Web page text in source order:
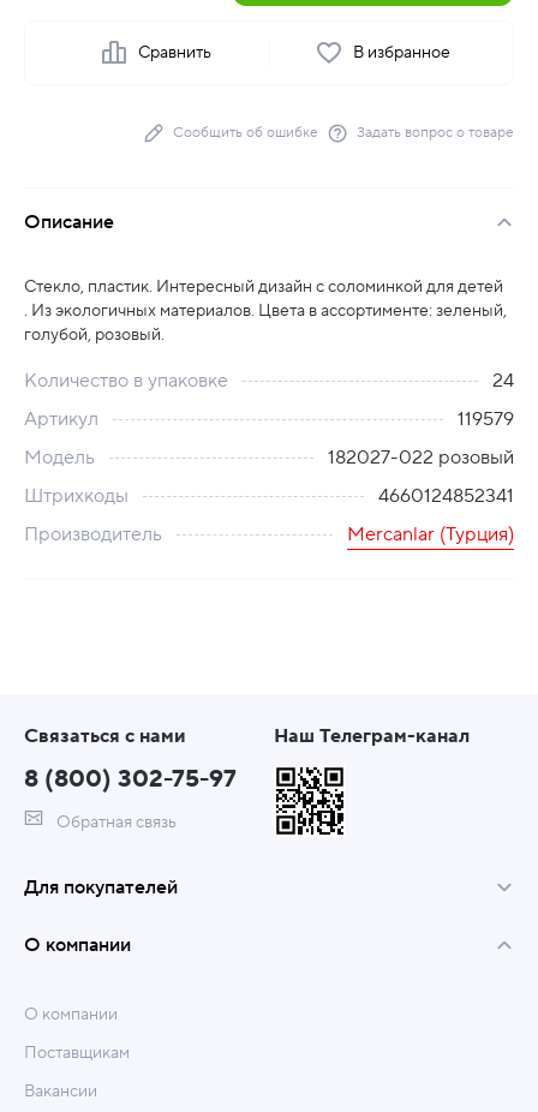
Сравнить В избранное
Сообщить об ошибке Задать вопрос о товаре
Описание
Стекло, пластик. Интересный дизайн с соломинкой для детей
. Из экологичных материалов. Цвета в ассортименте: зеленый,
голубой, розовый.
Количество в упаковке
24
Артикул
119579
Модель
182027-022 розовый
Штрихкоды
4660124852341
Производитель
Mercanlar (Турция)
Связаться с нами
8 (800) 302-75-97
Обратная связь
Наш Телеграм-канал
Для покупателей
О компании
О компании
Поставщикам
Вакансии